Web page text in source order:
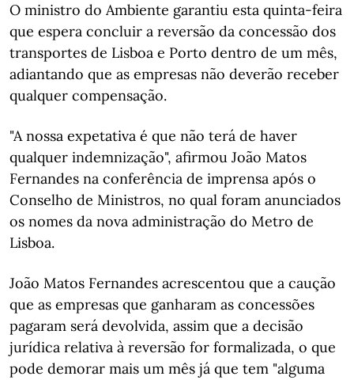
O ministro do Ambiente garantiu esta quinta-feira
que espera concluir a reversão da concessão dos
transportes de Lisboa e Porto dentro de um mês,
adiantando que as empresas não deverão receber
qualquer compensação.
"A nossa expetativa é que não terá de haver
qualquer indemnização", afirmou João Matos
Fernandes na conferência de imprensa após o
Conselho de Ministros, no qual foram anunciados
os nomes da nova administração do Metro de
Lisboa.
João Matos Fernandes acrescentou que a caução
que as empresas que ganharam as concessões
pagaram será devolvida, assim que a decisão
jurídica relativa à reversão for formalizada, o que
pode demorar mais um mês já que tem "alguma